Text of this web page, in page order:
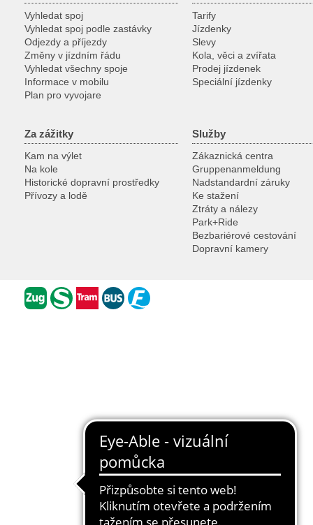
Vyhledat spoj
Vyhledat spoj podle zastávky
Odjezdy a příjezdy
Změny v jízdním řádu
Vyhledat všechny spoje
Informace v mobilu
Plan pro vyvojare
Tarify
Jízdenky
Slevy
Kola, věci a zvířata
Prodej jízdenek
Speciální jízdenky
Za zážitky
Kam na výlet
Na kole
Historické dopravní prostředky
Přívozy a lodě
Služby
Zákaznická centra
Gruppenanmeldung
Nadstandardní záruky
Ke stažení
Ztráty a nálezy
Park+Ride
Bezbariérové cestování
Dopravní kamery